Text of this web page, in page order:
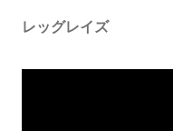
レッグレイズ